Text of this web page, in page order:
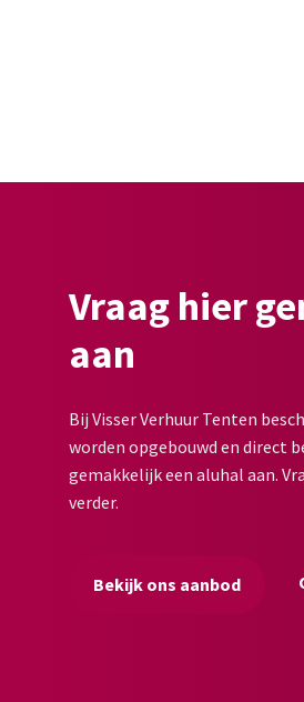
Vraag hier
aan
Bij Visser Verhuur Tenten
worden opgebouwd en direct
gemakkelijk een aluhal aan.
verder.
Bekijk ons aanbod